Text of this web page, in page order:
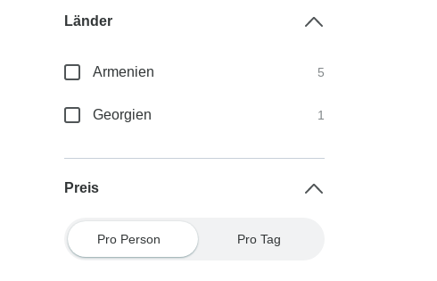
Länder
Armenien 5
Georgien 1
Preis
Pro Person Pro Tag